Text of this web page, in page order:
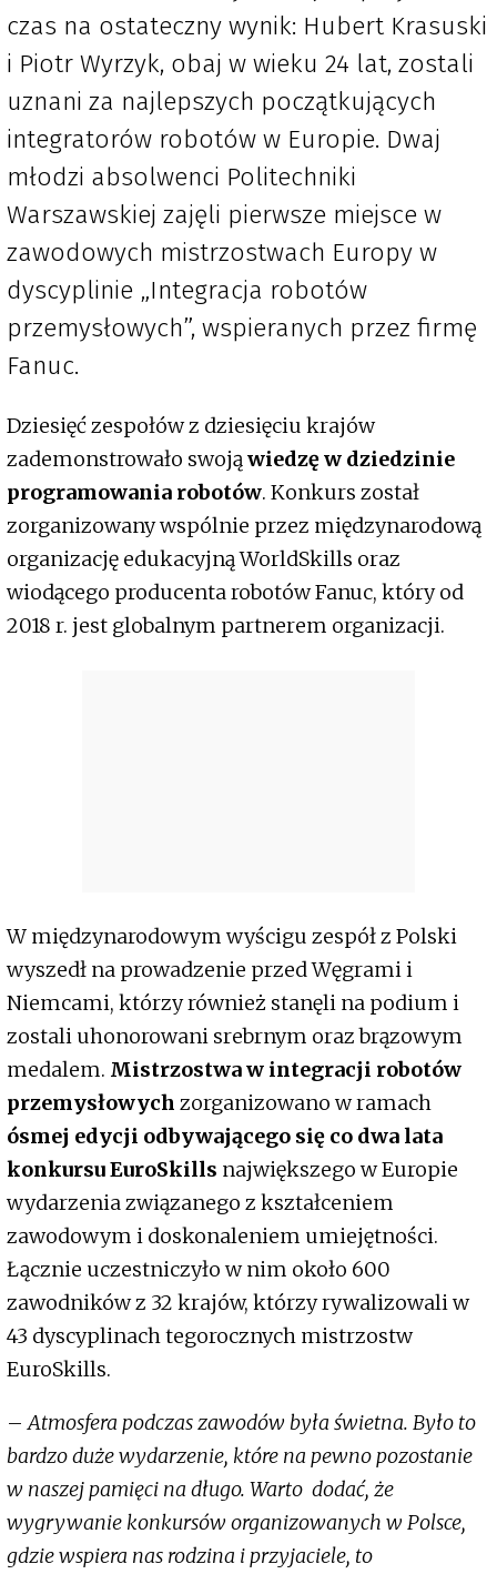
czas na ostateczny wynik: Hubert Krasuski
i Piotr Wyrzyk, obaj w wieku 24 lat, zostali
uznani za najlepszych początkujących
integratorów robotów w Europie. Dwaj
młodzi absolwenci Politechniki
Warszawskiej zajęli pierwsze miejsce w
zawodowych mistrzostwach Europy w
dyscyplinie „Integracja robotów
przemysłowych”, wspieranych przez firmę
Fanuc.
Dziesięć zespołów z dziesięciu krajów
zademonstrowało swojąwiedzę w dziedzinie
programowania robotów. Konkurs został
zorganizowany wspólnie przez międzynarodową
organizację edukacyjną WorldSkills oraz
wiodącego producenta robotów Fanuc, który od
2018 r. jest globalnym partnerem organizacji.
W międzynarodowym wyścigu zespół z Polski
wyszedł na prowadzenie przed Węgrami i
Niemcami, którzy również stanęli na podium i
zostali uhonorowani srebrnym oraz brązowym
medalem. Mistrzostwa w integracji robotów
przemysłowych zorganizowano w ramach
ósmej edycji odbywającego się co dwa lata
konkursu EuroSkills największego w Europie
wydarzenia związanego z kształceniem
zawodowym i doskonaleniem umiejętności.
Łącznie uczestniczyło w nim około 600
zawodników z 32 krajów, którzy rywalizowali w
43 dyscyplinach tegorocznych mistrzostw
EuroSkills.
–Atmosfera podczas zawodów była świetna. Było to
bardzo duże wydarzenie, które na pewno pozostanie
w naszej pamięci na długo. Warto dodać, że
wygrywanie konkursów organizowanych w Polsce,
gdzie wspiera nas rodzina i przyjaciele, to